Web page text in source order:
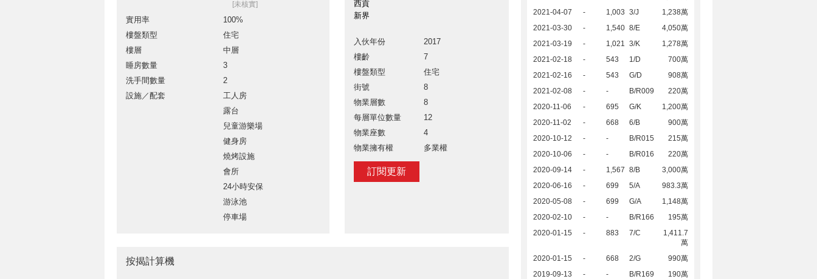
[未核實]
實用率
100%
樓盤類型
住宅
樓層
中層
睡房數量
3
洗手間數量
2
設施／配套
工人房
露台
兒童游樂場
健身房
燒烤設施
會所
24小時安保
游泳池
停車場
西貢
新界
入伙年份
2017
樓齡
7
樓盤類型
住宅
街號
8
物業層數
8
每層單位數量
12
物業座數
4
物業擁有權
多業權
訂閱更新
2021-04-07
- 1,003 3/J
1,238萬
2021-03-30
- 1,540 8/E
4,050萬
2021-03-19
- 1,021 3/K
1,278萬
2021-02-18
- 543 1/D
700萬
2021-02-16
- 543 G/D
908萬
2021-02-08
- - B/R009
220萬
2020-11-06
- 695 G/K
1,200萬
2020-11-02
- 668 6/B
900萬
2020-10-12
- - B/R015
215萬
2020-10-06
- - B/R016
220萬
2020-09-14
- 1,567 8/B
3,000萬
2020-06-16
- 699 5/A
983.3萬
2020-05-08
- 699 G/A
1,148萬
2020-02-10
- - B/R166
195萬
2020-01-15
- 883 7/C
1,411.7
萬
2020-01-15
- 668 2/G
990萬
2019-09-13
- - B/R169
190萬
按揭計算機